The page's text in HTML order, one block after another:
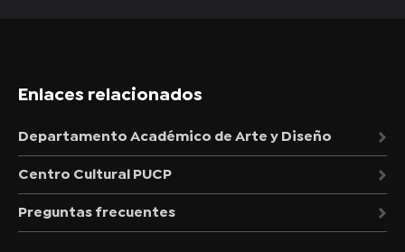
Enlaces relacionados
Departamento Académico de Arte y Diseño
Centro Cultural PUCP
Preguntas frecuentes